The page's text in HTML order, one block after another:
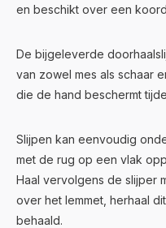
en beschikt over een
De bijgeleverde
van zowel mes als schaar
die de hand beschermt
Slijpen kan eenvoudig
met de rug op een vlak
Haal vervolgens de slijper
over het lemmet, herhaal
behaald.